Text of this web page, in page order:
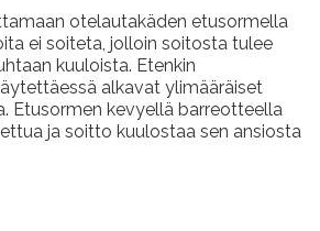
otelautakäden etusormella
ei soiteta, jolloin soitosta tulee
kuuloista. Etenkin
alkavat ylimääräiset
Etusormen kevyellä barreotteella
ja soitto kuulostaa sen ansiosta